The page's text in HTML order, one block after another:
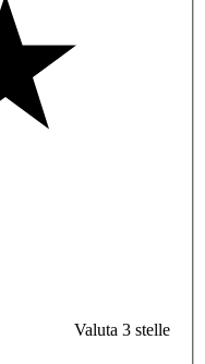
Valuta 3 stelle